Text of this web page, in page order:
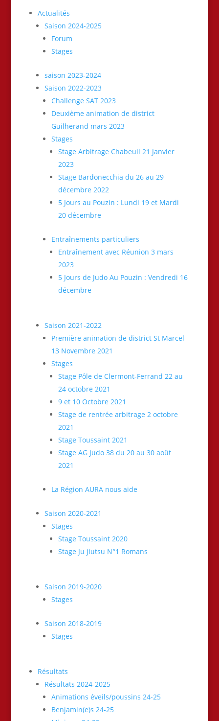
Actualités
Saison 2024-2025
Forum
Stages
saison 2023-2024
Saison 2022-2023
Challenge SAT 2023
Deuxième animation de district
Guilherand mars 2023
Stages
Stage Arbitrage Chabeuil 21 Janvier
2023
Stage Bardonecchia du 26 au 29
décembre 2022
5 Jours au Pouzin : Lundi 19 et Mardi
20 décembre
Entraînements particuliers
Entraînement avec Réunion 3 mars
2023
5 Jours de Judo Au Pouzin : Vendredi 16
décembre
Saison 2021-2022
Première animation de district St Marcel
13 Novembre 2021
Stages
Stage Pôle de Clermont-Ferrand 22 au
24 octobre 2021
9 et 10 Octobre 2021
Stage de rentrée arbitrage 2 octobre
2021
Stage Toussaint 2021
Stage AG Judo 38 du 20 au 30 août
2021
La Région AURA nous aide
Saison 2020-2021
Stages
Stage Toussaint 2020
Stage Ju jiutsu N°1 Romans
Saison 2019-2020
Stages
Saison 2018-2019
Stages
Résultats
Résultats 2024-2025
Animations éveils/poussins 24-25
Benjamin(e)s 24-25